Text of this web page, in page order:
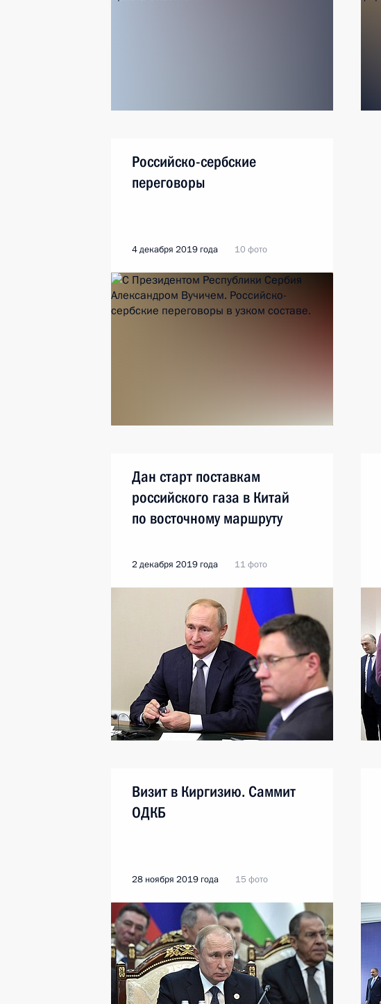
Российско-сербские
переговоры
4 декабря 2019 года 10 фото
Дан старт поставкам
российского газа в Китай
по восточному маршруту
2 декабря 2019 года 11 фото
Визит в Киргизию. Саммит
ОДКБ
28 ноября 2019 года 15 фото